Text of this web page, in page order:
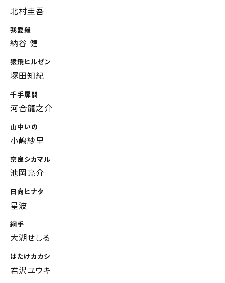
北村圭吾
我愛羅
納谷 健
猿飛ヒルゼン
塚田知紀
千手扉間
河合龍之介
山中いの
小嶋紗里
奈良シカマル
池岡亮介
日向ヒナタ
星波
綱手
大湖せしる
はたけカカシ
君沢ユウキ